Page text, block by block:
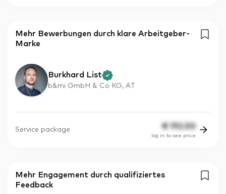
Mehr Bewerbungen durch klare Arbeitgeber-
Marke
Burkhard List
b&mi GmbH & Co KG, AT
Service package € 192.50
log in to see price
Mehr Engagement durch qualifiziertes
Feedback